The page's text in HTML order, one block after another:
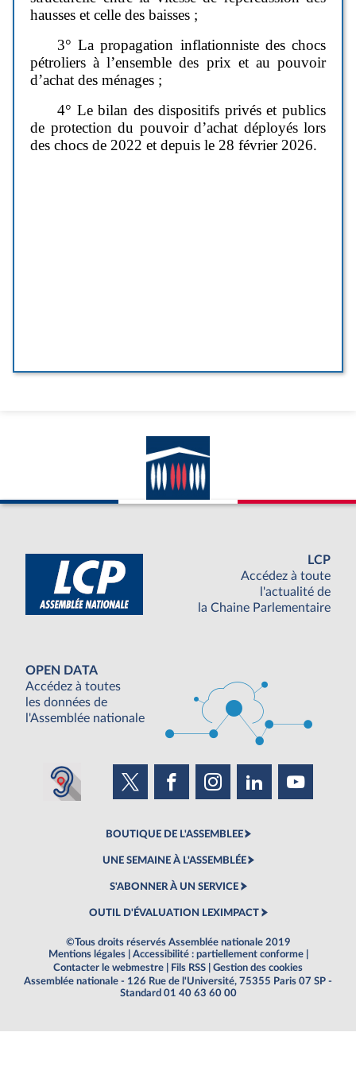
LCP
Accédez à toute
l'actualité de
la Chaine Parlementaire
OPEN DATA
Accédez à toutes
les données de
l'Assemblée nationale
BOUTIQUE DE L'ASSEMBLEE
UNE SEMAINE À L'ASSEMBLÉE
S'ABONNER À UN SERVICE
OUTIL D'ÉVALUATION LEXIMPACT
©Tous droits réservés Assemblée nationale 2019
Mentions légales
Accessibilité : partiellement conforme
Contacter le webmestre
Fils RSS
Gestion des cookies
Assemblée nationale - 126 Rue de l'Université, 75355 Paris 07 SP -
Standard 01 40 63 60 00